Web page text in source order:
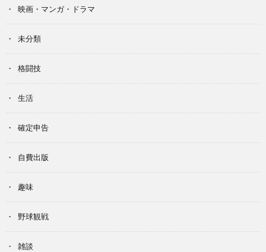
映画・マンガ・ドラマ
未分類
格闘技
生活
確定申告
自費出版
趣味
野球観戦
雑談